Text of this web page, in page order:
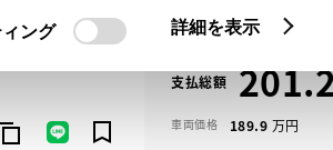
ング 詳細を表示
支払総額
車両価格 189.9